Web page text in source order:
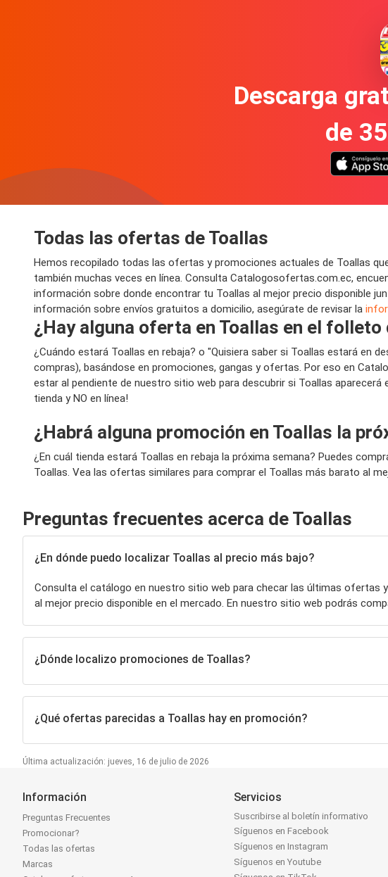
Descarga
de
Todas las ofertas de Toallas
Hemos recopilado todas las ofertas y promociones actuales de Toallas
también muchas veces en línea. Consulta Catalogosofertas.com.ec,
información sobre donde encontrar tu Toallas al mejor precio disponible
información sobre envíos gratuitos a domicilio, asegúrate de revisar la
¿Hay alguna oferta en Toallas en el folleto
¿Cuándo estará Toallas en rebaja? o "Quisiera saber si Toallas estará en
compras), basándose en promociones, gangas y ofertas. Por eso en
estar al pendiente de nuestro sitio web para descubrir si Toallas
tienda y NO en línea!
¿Habrá alguna promoción en Toallas la
¿En cuál tienda estará Toallas en rebaja la próxima semana? Puedes
Toallas. Vea las ofertas similares para comprar el Toallas más barato al
Preguntas frecuentes acerca de Toallas
¿En dónde puedo localizar Toallas al precio más bajo?
Consulta el catálogo en nuestro sitio web para checar las últimas ofertas
al mejor precio disponible en el mercado. En nuestro sitio web podrás
¿Dónde localizo promociones de Toallas?
¿Qué ofertas parecidas a Toallas hay en promoción?
Última actualización: jueves, 16 de julio de 2026
Información
Preguntas Frecuentes
Promocionar?
Todas las ofertas
Marcas
Servicios
Suscribirse al boletín informativo
Síguenos en Facebook
Síguenos en Instagram
Síguenos en Youtube